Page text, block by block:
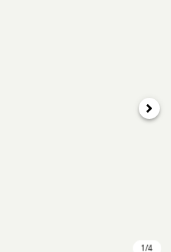
次へ